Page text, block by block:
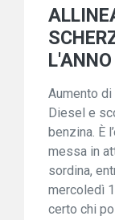
L'ANNO
Aumento
Diesel e
benzina. È
messa in
sordina,
mercoledì
certo chi